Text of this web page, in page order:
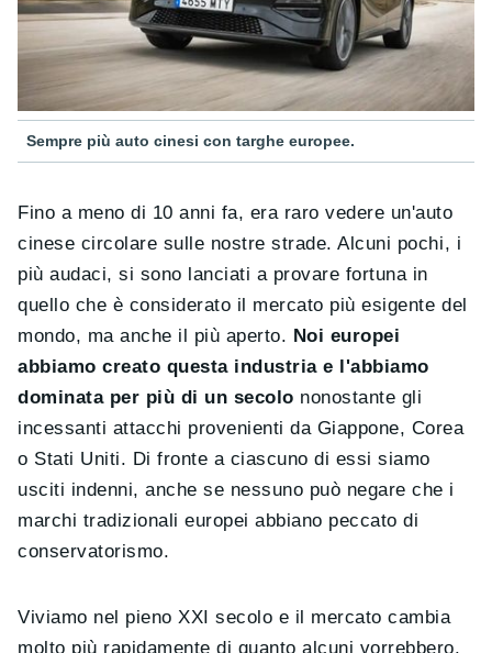
Sempre più auto cinesi con targhe europee.
Fino a meno di 10 anni fa, era raro vedere un'auto
cinese circolare sulle nostre strade. Alcuni pochi, i
più audaci, si sono lanciati a provare fortuna in
quello che è considerato il mercato più esigente del
mondo, ma anche il più aperto. Noi europei
abbiamo creato questa industria e l'abbiamo
dominata per più di un secolo nonostante gli
incessanti attacchi provenienti da Giappone, Corea
o Stati Uniti. Di fronte a ciascuno di essi siamo
usciti indenni, anche se nessuno può negare che i
marchi tradizionali europei abbiano peccato di
conservatorismo.
Viviamo nel pieno XXI secolo e il mercato cambia
molto più rapidamente di quanto alcuni vorrebbero.